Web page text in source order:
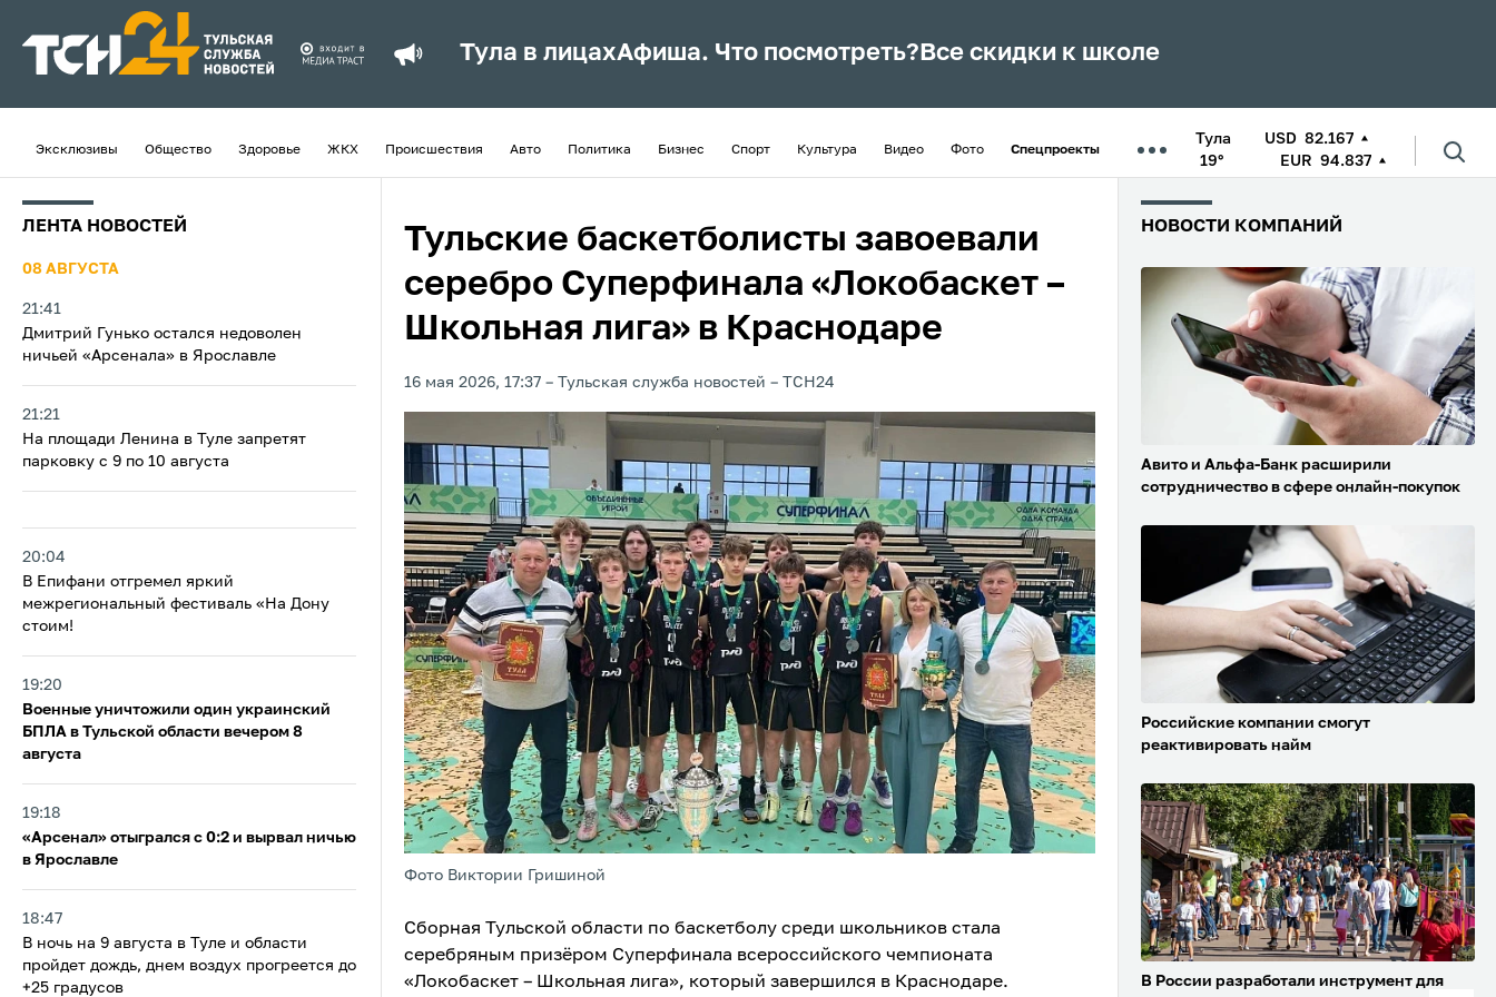
Тула в лицахАфиша. Что посмотреть? Все скидки к школе
Эксклюзивы Общество Здоровье ЖКХ Происшествия Авто Политика Бизнес Спорт Культура Видео Фото Спецпроекты
Тула
19°
USD 82.167
EUR 94.837
ЛЕНТА НОВОСТЕЙ
08 АВГУСТА
21:41
Дмитрий Гунько остался недоволен
ничьей «Арсенала» в Ярославле
21:21
На площади Ленина в Туле запретят
парковку с 9 по 10 августа
20:04
В Епифани отгремел яркий
межрегиональный фестиваль «На Дону
стоим!
19:20
Военные уничтожили один украинский
БПЛА в Тульской области вечером 8
августа
19:18
«Арсенал» отыгрался с 0:2 и вырвал ничью
в Ярославле
18:47
В ночь на 9 августа в Туле и области
пройдет дождь, днем воздух прогреется до
+25 градусов
Тульские баскетболисты завоевали
серебро Суперфинала «Локобаскет –
Школьная лига» в Краснодаре
16 мая 2026, 17:37 Тульская служба новостей ТСН24
Фото Виктории Гришиной
Сборная Тульской области по баскетболу среди школьников стала
серебряным призёром Суперфинала всероссийского чемпионата
«Локобаскет – Школьная лига», который завершился в Краснодаре.
НОВОСТИ КОМПАНИЙ
Авито и Альфа-Банк расширили
сотрудничество в сфере онлайн-покупок
Российские компании смогут
реактивировать найм
В России разработали инструмент для